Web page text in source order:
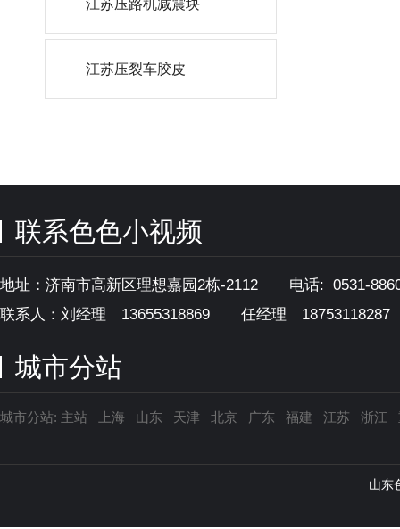
江苏压路机减震块
江苏压裂车胶皮
联系色色小视频
地址：济南市高新区理想嘉园2栋-2112 电话: 0531-
联系人：刘经理 13655318869
任经理 18753118287
城市分站
城市分站: 主站 上海 山东 天津 北京 广东 福建 江苏 浙江
山东